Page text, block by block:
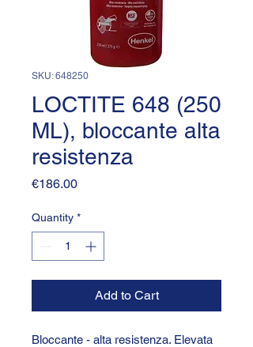
SKU: 648250
LOCTITE 648 (250
ML), bloccante alta
resistenza
€186.00Price
Quantity *
Add to Cart
Bloccante - alta resistenza. Elevata